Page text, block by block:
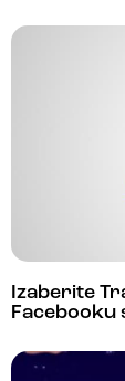
Izaberite
Facebooku